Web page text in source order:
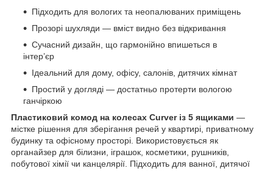
Підходить для вологих та неопалюваних приміщень
Прозорі шухляди — вміст видно без відкривання
Сучасний дизайн, що гармонійно впишеться в
інтер’єр
Ідеальний для дому, офісу, салонів, дитячих кімнат
Простий у догляді — достатньо протерти вологою
ганчіркою
Пластиковий комод на колесах Curver із 5 ящиками —
містке рішення для зберігання речей у квартирі, приватному
будинку та офісному просторі. Використовується як
органайзер для білизни, іграшок, косметики, рушників,
побутової хімії чи канцелярії. Підходить для ванної, дитячої